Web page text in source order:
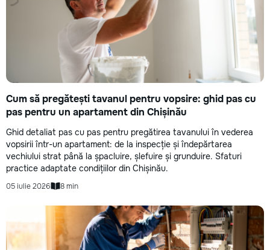
Cum să pregătești tavanul pentru vopsire: ghid pas cu
pas pentru un apartament din Chișinău
Ghid detaliat pas cu pas pentru pregătirea tavanului în vederea
vopsirii într-un apartament: de la inspecție și îndepărtarea
vechiului strat până la șpacluire, șlefuire și grunduire. Sfaturi
practice adaptate condițiilor din Chișinău.
05 iulie 2026 8 min